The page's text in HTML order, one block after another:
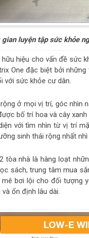
gian luyện tập sức khỏe
hữu hiệu cho vấn đề sức
One đặc biệt bởi
với sức khỏe cư dân.
ở mọi vị trí, góc nhìn
bố trí hoa và cây
với tìm nhìn từ vị trí
sinh thái rộng nhất
tòa nhà là hàng loạt
sách, trung tâm mua
bơi lội cho đối tượng
ổn định lâu dài.